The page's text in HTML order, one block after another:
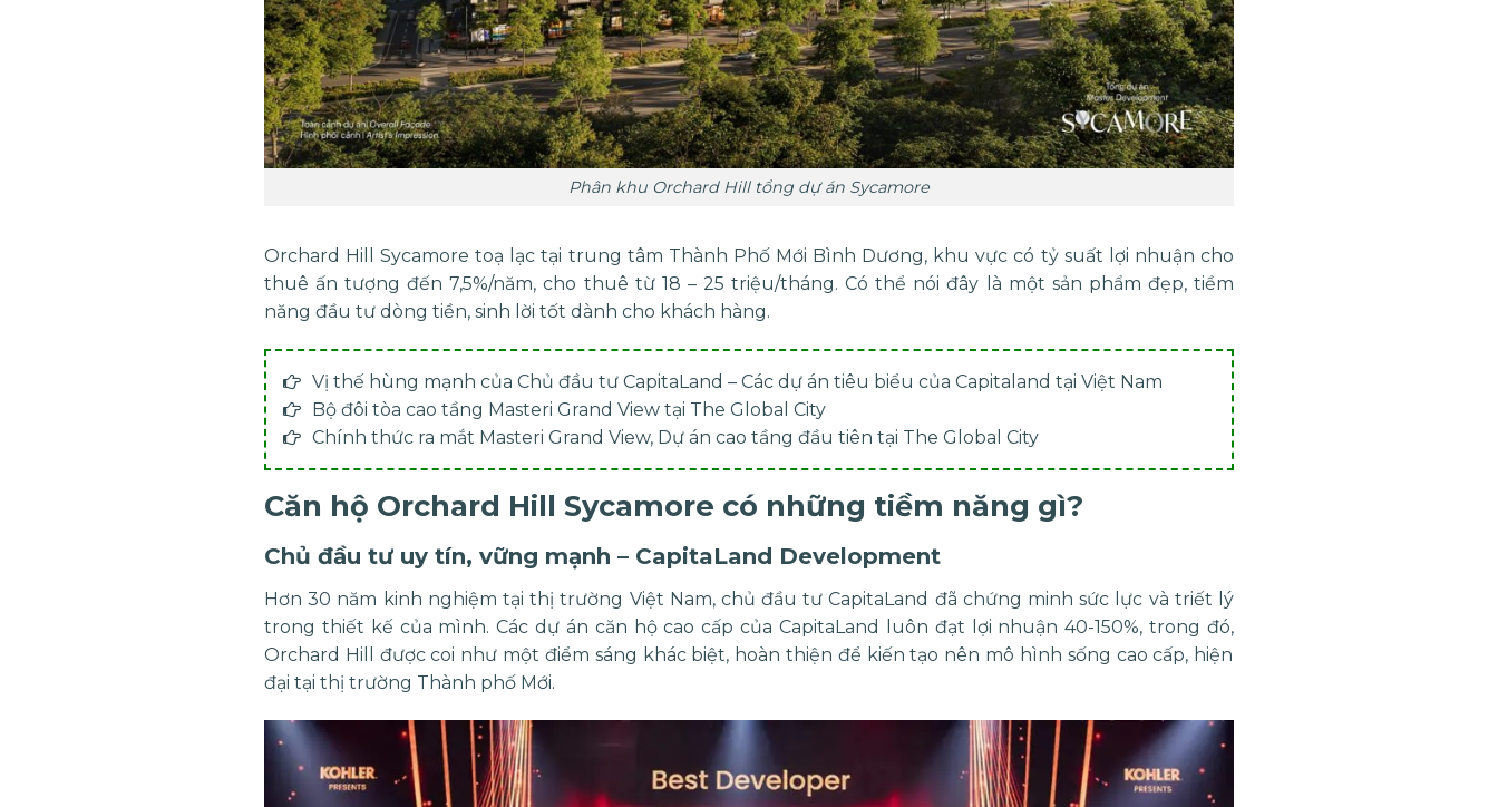
Phân khu Orchard Hill tổng dự án Sycamore
Orchard Hill Sycamore toạ lạc tại trung tâm Thành Phố Mới Bình Dương, khu vực có tỷ suất lợi nhuận cho
thuê ấn tượng đến 7,5%/năm, cho thuê từ 18 – 25 triệu/tháng. Có thể nói đây là một sản phẩm đẹp, tiềm
năng đầu tư dòng tiền, sinh lời tốt dành cho khách hàng.
Vị thế hùng mạnh của Chủ đầu tư CapitaLand – Các dự án tiêu biểu của Capitaland tại Việt Nam
Bộ đôi tòa cao tầng Masteri Grand View tại The Global City
Chính thức ra mắt Masteri Grand View, Dự án cao tầng đầu tiên tại The Global City
Căn hộ Orchard Hill Sycamore có những tiềm năng gì?
Chủ đầu tư uy tín, vững mạnh – CapitaLand Development
Hơn 30 năm kinh nghiệm tại thị trường Việt Nam, chủ đầu tư CapitaLand đã chứng minh sức lực và triết lý
trong thiết kế của mình. Các dự án căn hộ cao cấp của CapitaLand luôn đạt lợi nhuận 40-150%, trong đó,
Orchard Hill
được coi như một điểm sáng khác biệt, hoàn thiện để kiến tạo nên mô hình sống cao cấp, hiện
đại tại thị trường Thành phố Mới.